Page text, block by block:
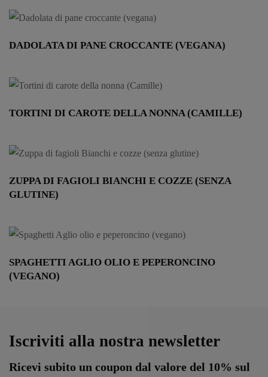
DADOLATA DI PANE CROCCANTE (VEGANA)
TORTINI DI CAROTE DELLA NONNA (CAMILLE)
ZUPPA DI FAGIOLI BIANCHI E COZZE (SENZA
GLUTINE)
SPAGHETTI AGLIO OLIO E PEPERONCINO
(VEGANO)
Iscriviti alla nostra newsletter
Ricevi subito un coupon dal valore del 10% sul